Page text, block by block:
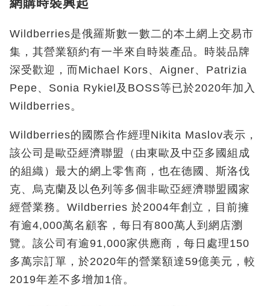
Wildberries是俄羅斯數一數二的本土網上交易市
集，其營業額約有一半來自時裝產品。時裝品牌
深受歡迎，而Michael Kors、Aigner、Patrizia
Pepe、Sonia Rykiel及BOSS等已於2020年加入
Wildberries。
Wildberries的國際合作經理Nikita Maslov表示，
該公司是歐亞經濟聯盟（由東歐及中亞多國組成
的組織）最大的網上零售商，也在德國、斯洛伐
克、烏克蘭及以色列等多個非歐亞經濟聯盟國家
經營業務。Wildberries 於2004年創立，目前擁
有逾4,000萬名顧客，每日有800萬人到網店瀏
覽。該公司有逾91,000家供應商，每日處理150
多萬宗訂單，於2020年的營業額達59億美元，較
2019年差不多增加1倍。